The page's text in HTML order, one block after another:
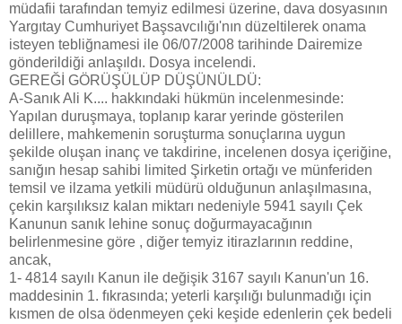
müdafii tarafından temyiz edilmesi üzerine, dava dosyasının
Yargıtay Cumhuriyet Başsavcılığı'nın düzeltilerek onama
isteyen tebliğnamesi ile 06/07/2008 tarihinde Dairemize
gönderildiği anlaşıldı. Dosya incelendi.
GEREĞİ GÖRÜŞÜLÜP DÜŞÜNÜLDÜ:
A-Sanık Ali K.... hakkındaki hükmün incelenmesinde:
Yapılan duruşmaya, toplanıp karar yerinde gösterilen
delillere, mahkemenin soruşturma sonuçlarına uygun
şekilde oluşan inanç ve takdirine, incelenen dosya içeriğine,
sanığın hesap sahibi limited Şirketin ortağı ve münferiden
temsil ve ilzama yetkili müdürü olduğunun anlaşılmasına,
çekin karşılıksız kalan miktarı nedeniyle 5941 sayılı Çek
Kanunun sanık lehine sonuç doğurmayacağının
belirlenmesine göre , diğer temyiz itirazlarının reddine,
ancak,
1- 4814 sayılı Kanun ile değişik 3167 sayılı Kanun'un 16.
maddesinin 1. fıkrasında; yeterli karşılığı bulunmadığı için
kısmen de olsa ödenmeyen çeki keşide edenlerin çek bedeli